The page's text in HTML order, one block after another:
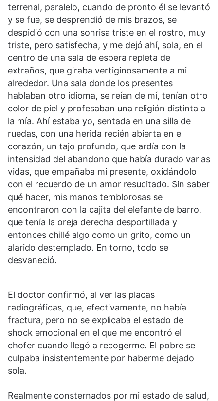
terrenal, paralelo, cuando de pronto él se levantó
y se fue, se desprendió de mis brazos, se
despidió con una sonrisa triste en el rostro, muy
triste, pero satisfecha, y me dejó ahí, sola, en el
centro de una sala de espera repleta de
extraños, que giraba vertiginosamente a mi
alrededor. Una sala donde los presentes
hablaban otro idioma, se reían de mí, tenían otro
color de piel y profesaban una religión distinta a
la mía. Ahí estaba yo, sentada en una silla de
ruedas, con una herida recién abierta en el
corazón, un tajo profundo, que ardía con la
intensidad del abandono que había durado varias
vidas, que empañaba mi presente, oxidándolo
con el recuerdo de un amor resucitado. Sin saber
qué hacer, mis manos temblorosas se
encontraron con la cajita del elefante de barro,
que tenía la oreja derecha desportillada y
entonces chillé algo como un grito, como un
alarido destemplado. En torno, todo se
desvaneció.
El doctor confirmó, al ver las placas
radiográficas, que, efectivamente, no había
fractura, pero no se explicaba el estado de
shock emocional en el que me encontró el
chofer cuando llegó a recogerme. El pobre se
culpaba insistentemente por haberme dejado
sola.
Realmente consternados por mi estado de salud,